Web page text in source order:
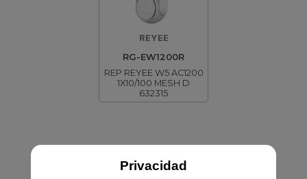
Privacidad
REYEE
RG-EW1200R
REP REYEE W5 AC1200
1X10/100 MESH D
632315